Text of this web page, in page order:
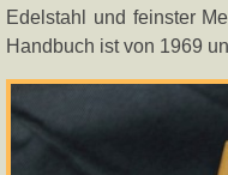
Edelstahl und feinster
Handbuch ist von 1969